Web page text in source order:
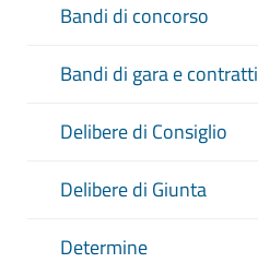
Bandi di concorso
Bandi di gara e contratti
Delibere di Consiglio
Delibere di Giunta
Determine